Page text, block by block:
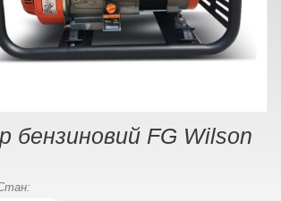
бензиновий FG Wilson